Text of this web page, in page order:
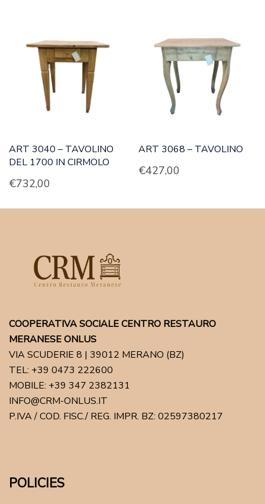
ART 3040 – TAVOLINO
DEL 1700 IN CIRMOLO
€732,00
ART 3068 – TAVOLINO
€427,00
COOPERATIVA SOCIALE CENTRO RESTAURO
MERANESE ONLUS
VIA SCUDERIE 8 | 39012 MERANO (BZ)
TEL: +39 0473 222600
MOBILE: +39 347 2382131
INFO@CRM-ONLUS.IT
P.IVA / COD. FISC./ REG. IMPR. BZ: 02597380217
POLICIES